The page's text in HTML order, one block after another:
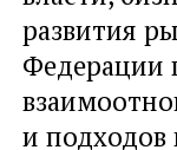
развития
Федерации
и подходов